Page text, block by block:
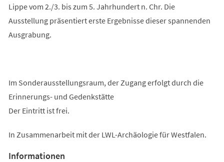
Lippe vom 2./3. bis zum 5. Jahrhundert n. Chr. Die
Ausstellung präsentiert erste Ergebnisse dieser spannenden
Ausgrabung.
Im Sonderausstellungsraum, der Zugang erfolgt durch die
Erinnerungs- und Gedenkstätte
Der Eintritt ist frei.
In Zusammenarbeit mit der LWL-Archäologie für Westfalen.
Informationen